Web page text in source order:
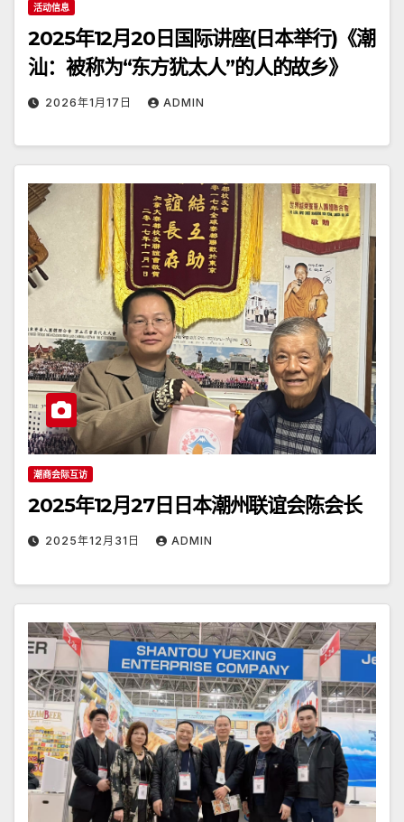
活动信息
2025年12月20日国际讲座(日本举行)《潮
汕：被称为“东方犹太人”的人的故乡》
2026年1月17日 ADMIN
潮商会际互访
2025年12月27日日本潮州联谊会陈会长
2025年12月31日 ADMIN